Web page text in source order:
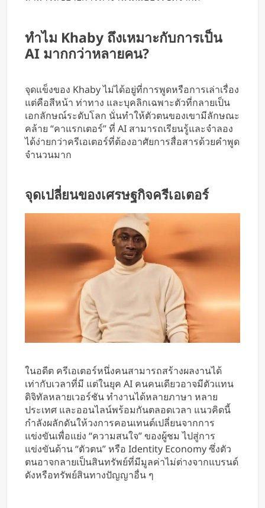
ทำไม Khaby ถึงเหมาะกับการเป็น
AI มากกว่าหลายคน?
จุดแข็งของ Khaby ไม่ได้อยู่ที่การพูดหรือการเล่าเรื่อง
แต่คือสีหน้า ท่าทาง และบุคลิกเฉพาะตัวที่กลายเป็น
เอกลักษณ์ระดับโลก นั่นทำให้ตัวตนของเขามีลักษณะ
คล้าย “คาแรกเตอร์” ที่ AI สามารถเรียนรู้และจำลอง
ได้ง่ายกว่าครีเอเตอร์ที่ต้องอาศัยการสื่อสารด้วยคำพูด
จำนวนมาก
จุดเปลี่ยนของเศรษฐกิจครีเอเตอร์
ในอดีต ครีเอเตอร์หนึ่งคนสามารถสร้างผลงานได้
เท่ากับเวลาที่มี แต่ในยุค AI คนคนเดียวอาจมีตัวแทน
ดิจิทัลหลายเวอร์ชัน ทำงานได้หลายภาษา หลาย
ประเทศ และออนไลน์พร้อมกันตลอดเวลา แนวคิดนี้
กำลังผลักดันให้วงการคอนเทนต์เปลี่ยนจากการ
แข่งขันเพื่อแย่ง “ความสนใจ” ของผู้ชม ไปสู่การ
แข่งขันด้าน “ตัวตน” หรือ Identity Economy ซึ่งตัว
ตนอาจกลายเป็นสินทรัพย์ที่มีมูลค่าไม่ต่างจากแบรนด์
ดังหรือทรัพย์สินทางปัญญาอื่น ๆ